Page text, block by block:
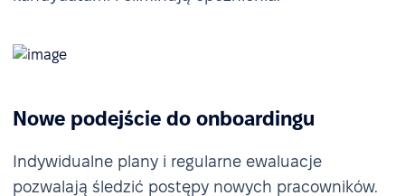
Nowe podejście do onboardingu
Indywidualne plany i regularne ewaluacje
pozwalają śledzić postępy nowych pracowników.